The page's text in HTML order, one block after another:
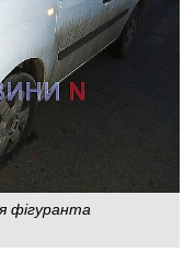
фігуранта